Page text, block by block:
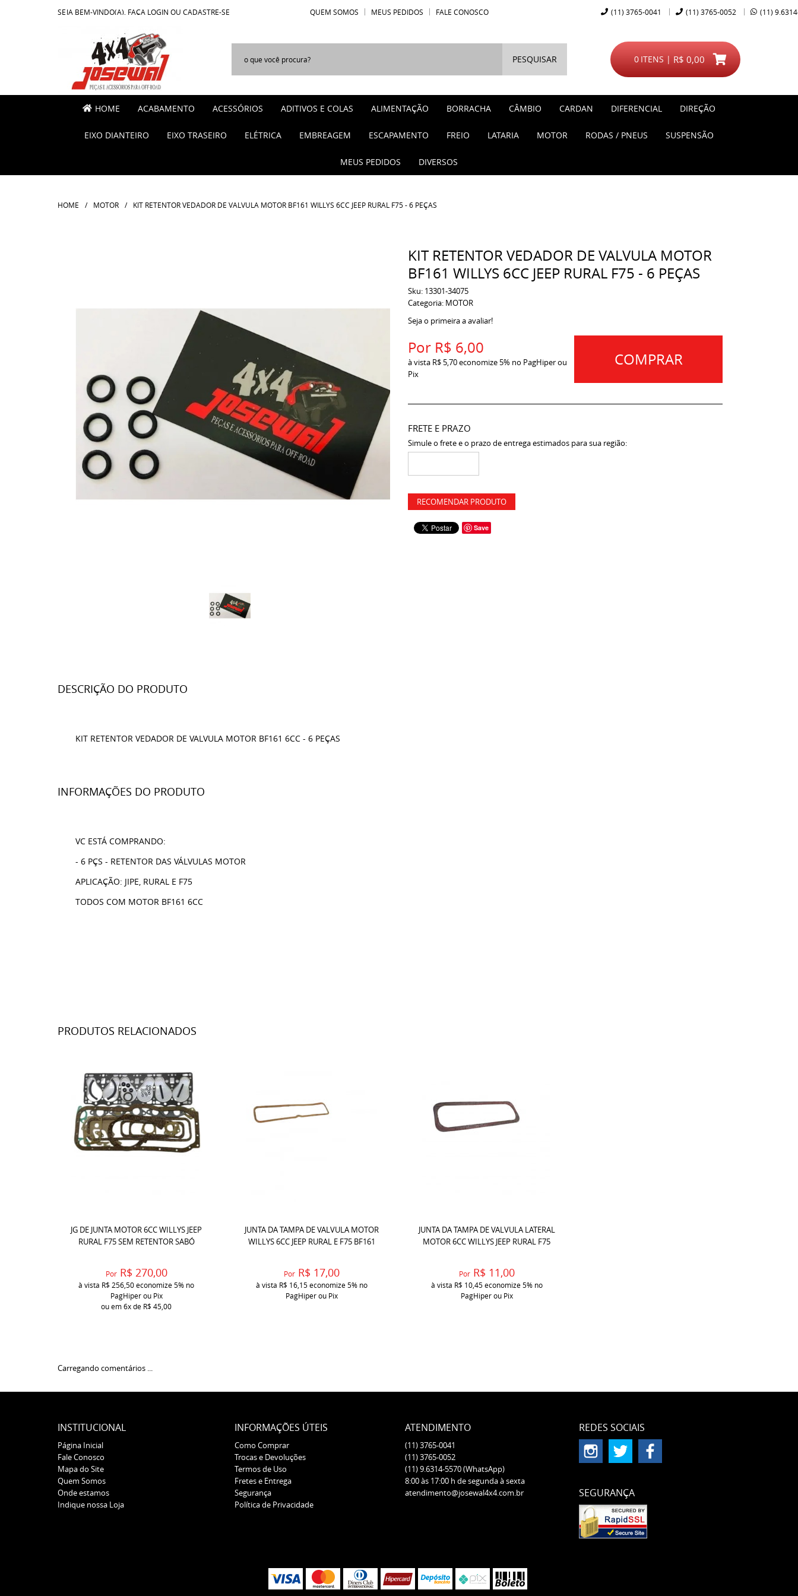
SEJA BEM-VINDO(A), FAÇA LOGIN OU CADASTRE-SE QUEM SOMOS MEUS PEDIDOS FALE CONOSCO (11) 3765-0041 (11) 3765-0052 (11)
PESQUISAR ITENS
0 R$ 0,00
HOME ACABAMENTO ACESSÓRIOS ADITIVOS E COLAS ALIMENTAÇÃO BORRACHA CÂMBIO CARDAN DIFERENCIAL DIREÇÃO
EIXO DIANTEIRO EIXO TRASEIRO ELÉTRICA EMBREAGEM ESCAPAMENTO FREIO LATARIA MOTOR RODAS / PNEUS SUSPENSÃO
MEUS PEDIDOS DIVERSOS
HOME MOTOR KIT RETENTOR VEDADOR DE VALVULA MOTOR BF161 WILLYS 6CC JEEP RURAL F75 - 6 PEÇAS
KIT RETENTOR VEDADOR DE VALVULA MOTOR
BF161 WILLYS 6CC JEEP RURAL F75 - 6 PEÇAS
Sku: 13301-34075
Categoria: MOTOR
Seja o primeira a avaliar!
Por R$ 6,00
à vista R$ 5,70economize 5% no PagHiper ou
Pix
COMPRAR
FRETE E PRAZO
Simule o frete e o prazo de entrega estimados para sua região:
RECOMENDAR PRODUTO
Save
DESCRIÇÃO DO PRODUTO
KIT RETENTOR VEDADOR DE VALVULA MOTOR BF161 6CC - 6 PEÇAS
INFORMAÇÕES DO PRODUTO
VC ESTÁ COMPRANDO:
- 6 PÇS - RETENTOR DAS VÁLVULAS MOTOR
APLICAÇÃO: JIPE, RURAL E F75
TODOS COM MOTOR BF161 6CC
PRODUTOS RELACIONADOS
JG DE JUNTA MOTOR 6CC WILLYS JEEP
RURAL F75 SEM RETENTOR SABÓ
Por R$ 270,00
à vista R$ 256,50economize5% no
PagHiper ou Pix
ou em6xde R$ 45,00
JUNTA DA TAMPA DE VALVULA MOTOR
WILLYS 6CC JEEP RURAL E F75 BF161
Por R$ 17,00
à vista R$ 16,15economize5% no
PagHiper ou Pix
JUNTA DA TAMPA DE VALVULA LATERAL
MOTOR 6CC WILLYS JEEP RURAL F75
Por R$ 11,00
à vista R$ 10,45economize5% no
PagHiper ou Pix
Carregando comentários ...
INSTITUCIONAL
Página Inicial
Fale Conosco
Mapa do Site
Quem Somos
Onde estamos
Indique nossa Loja
INFORMAÇÕES ÚTEIS
Como Comprar
Trocas e Devoluções
Termos de Uso
Fretes e Entrega
Segurança
Política de Privacidade
ATENDIMENTO
(11)3765-0041
(11)3765-0052
(11)9.6314-5570(WhatsApp)
8:00 às 17:00 h de segunda à sexta
atendimento@josewal4x4.com.br
REDES SOCIAIS
SEGURANÇA